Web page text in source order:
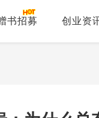
书招募 创业资